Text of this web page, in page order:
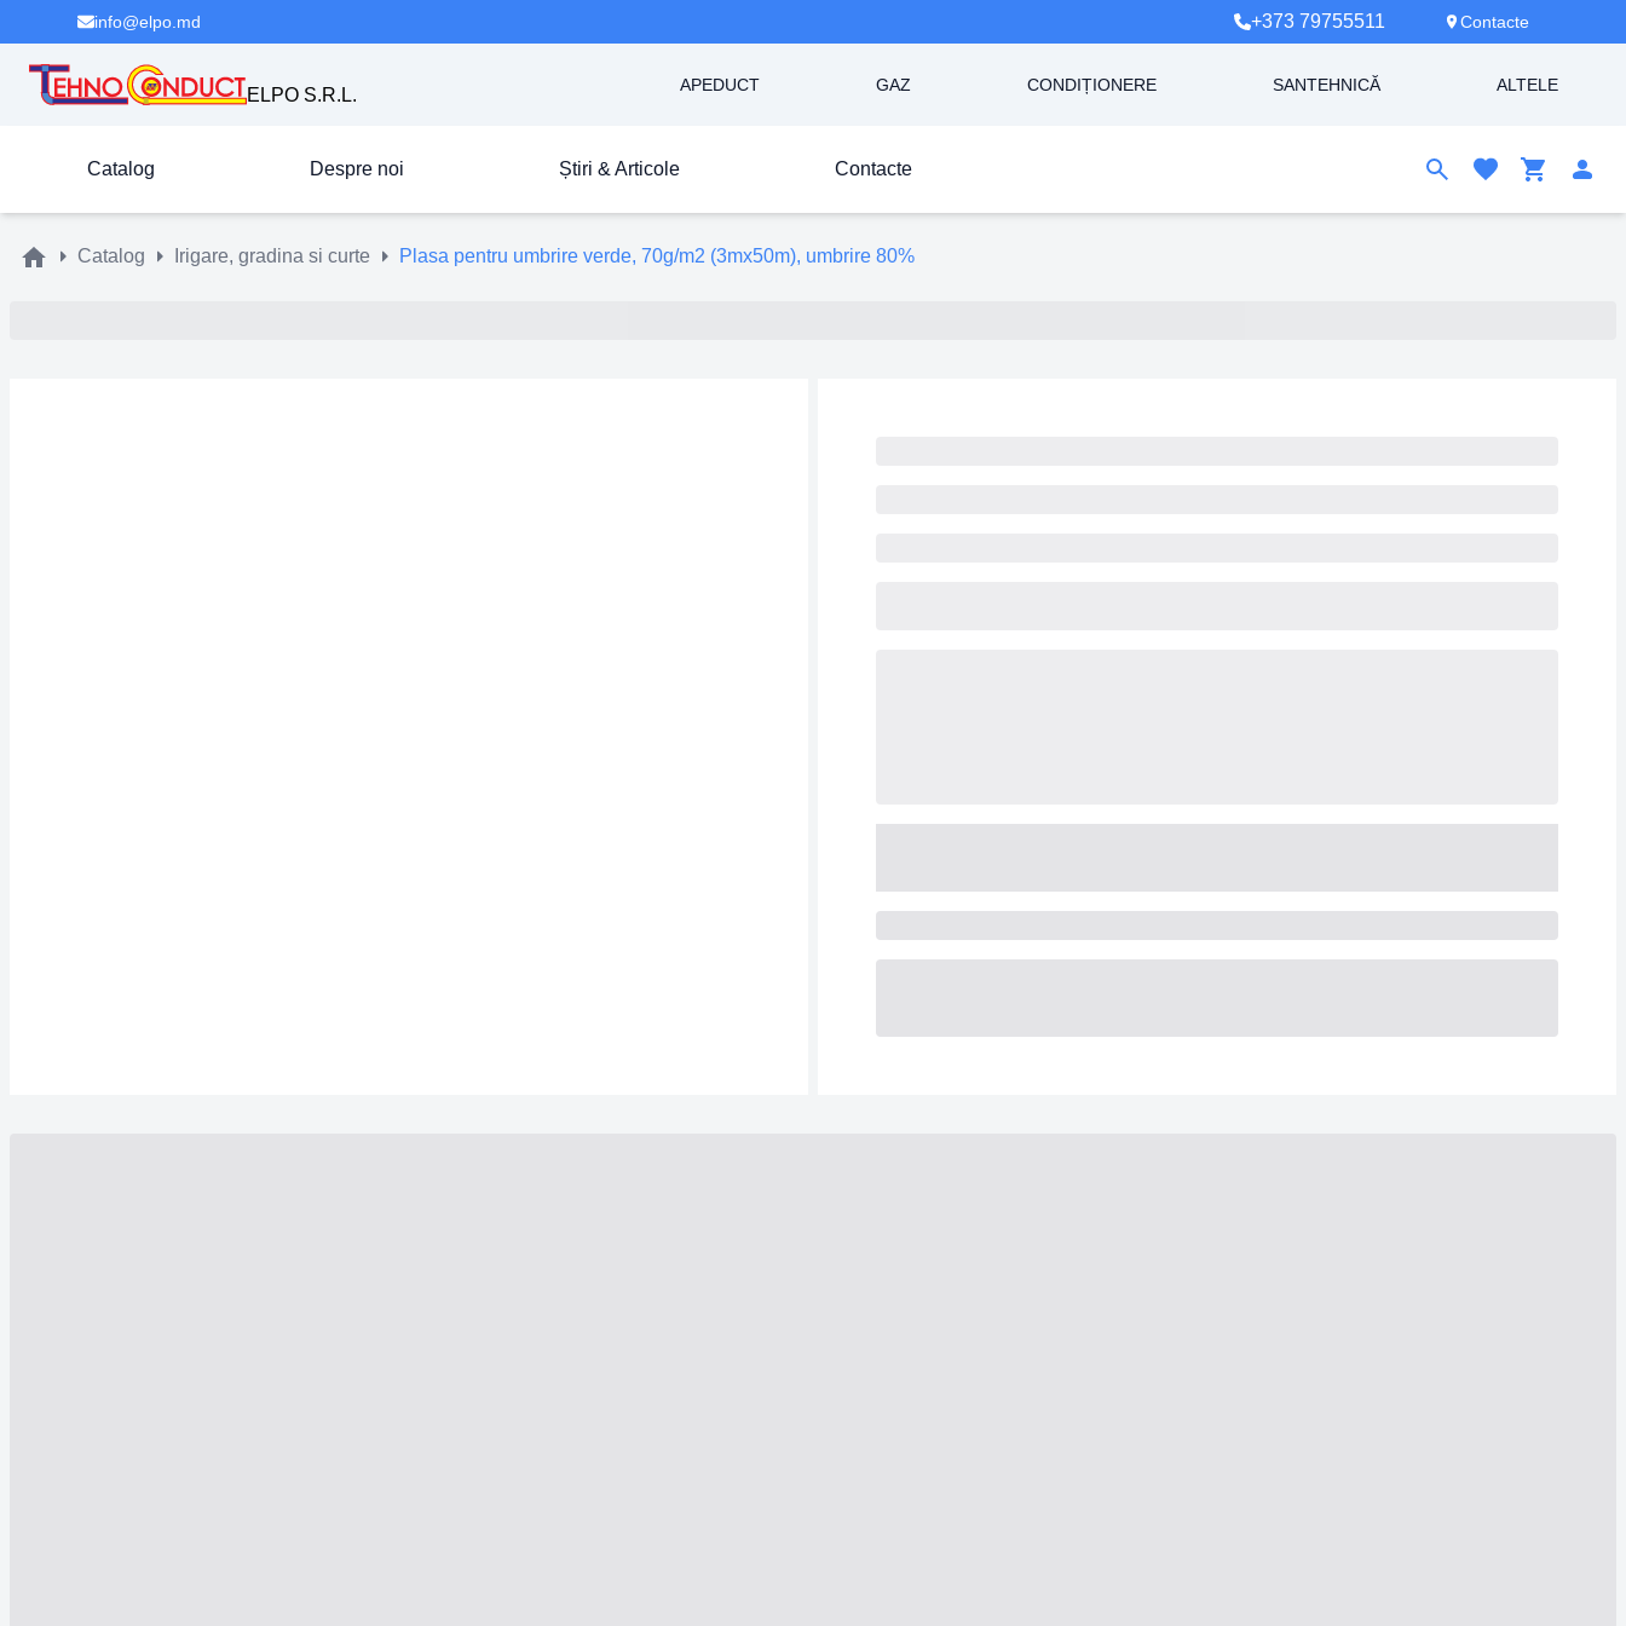
info@elpo.md +373 79755511 Contacte
ELPO S.R.L. APEDUCT GAZ CONDIȚIONERE SANTEHNICĂ ALTELE
Catalog Despre noi Știri & Articole Contacte
Catalog Irigare, gradina si curte Plasa pentru umbrire verde, 70g/m2 (3mx50m), umbrire 80%